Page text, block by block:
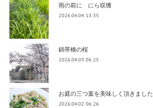
雨の前に にら収獲
2026.04.04 13:35
錦帯橋の桜
2026.04.03 06:25
お庭の三つ葉を美味しく頂きました
2026.04.02 06:26